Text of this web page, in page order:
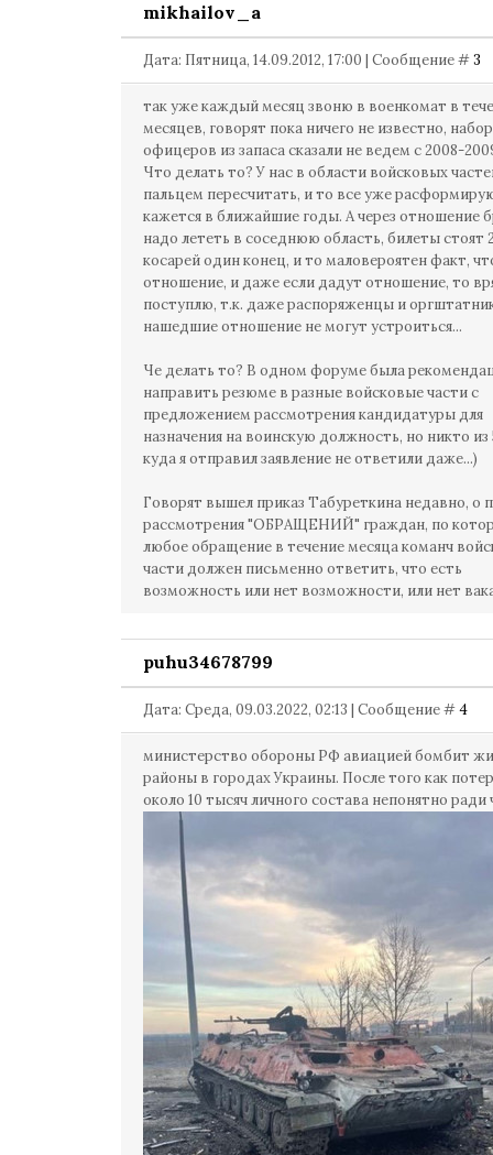
mikhailov_a
Дата: Пятница, 14.09.2012, 17:00 | Сообщение #3
так уже каждый месяц звоню в военкомат в
месяцев, говорят пока ничего не известно, набор
офицеров из запаса сказали не ведем с 2008-
Что делать то? У нас в области войсковых
пальцем пересчитать, и то все уже
кажется в ближайшие годы. А через отношение
надо лететь в соседнюю область, билеты стоят
косарей один конец, и то маловероятен факт,
отношение, и даже если дадут отношение, то
поступлю, т.к. даже распоряженцы и
нашедшие отношение не могут устроиться...
Че делать то? В одном форуме была
направить резюме в разные войсковые части с
предложением рассмотрения кандидатуры для
назначения на воинскую должность, но никто
куда я отправил заявление не ответили даже...)
Говорят вышел приказ Табуреткина недавно, о
рассмотрения "ОБРАЩЕНИЙ" граждан, по
любое обращение в течение месяца команч
части должен письменно ответить, что есть
возможность или нет возможности, или нет
puhu34678799
Дата: Среда, 09.03.2022, 02:13 | Сообщение #4
министерство обороны РФ авиацией бомбит
районы в городах Украины. После того как
около 10 тысяч личного состава непонятно ради